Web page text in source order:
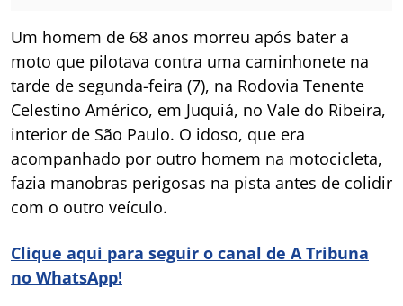
Um homem de 68 anos morreu após bater a
moto que pilotava contra uma caminhonete na
tarde de segunda-feira (7), na Rodovia Tenente
Celestino Américo, em Juquiá, no Vale do Ribeira,
interior de São Paulo. O idoso, que era
acompanhado por outro homem na motocicleta,
fazia manobras perigosas na pista antes de colidir
com o outro veículo.
Clique aqui para seguir o canal de A Tribuna
no WhatsApp!